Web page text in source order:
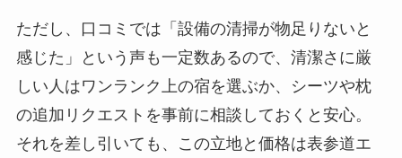
ただし、口コミでは「設備の清掃が物足りないと
感じた」という声も一定数あるので、清潔さに厳
しい人はワンランク上の宿を選ぶか、シーツや枕
の追加リクエストを事前に相談しておくと安心。
それを差し引いても、この立地と価格は表参道エ